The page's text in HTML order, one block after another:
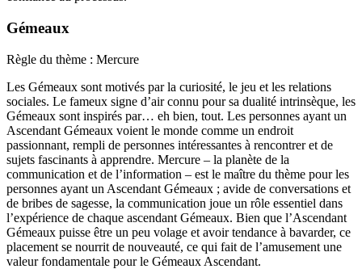
Gémeaux
Règle du thème : Mercure
Les Gémeaux sont motivés par la curiosité, le jeu et les relations
sociales. Le fameux signe d’air connu pour sa dualité intrinsèque, les
Gémeaux sont inspirés par… eh bien, tout. Les personnes ayant un
Ascendant Gémeaux voient le monde comme un endroit
passionnant, rempli de personnes intéressantes à rencontrer et de
sujets fascinants à apprendre. Mercure – la planète de la
communication et de l’information – est le maître du thème pour les
personnes ayant un Ascendant Gémeaux ; avide de conversations et
de bribes de sagesse, la communication joue un rôle essentiel dans
l’expérience de chaque ascendant Gémeaux. Bien que l’Ascendant
Gémeaux puisse être un peu volage et avoir tendance à bavarder, ce
placement se nourrit de nouveauté, ce qui fait de l’amusement une
valeur fondamentale pour le Gémeaux Ascendant.